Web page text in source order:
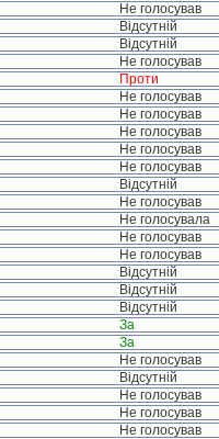
Не голосував
Відсутній
Відсутній
Не голосував
Проти
Не голосував
Не голосував
Не голосував
Не голосував
Не голосував
Відсутній
Не голосував
Не голосувала
Не голосував
Не голосував
Відсутній
Відсутній
Відсутній
За
За
Не голосував
Відсутній
Не голосував
Не голосував
Не голосував